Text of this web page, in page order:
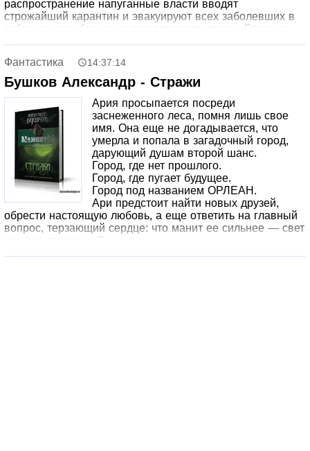
распространение напуганные власти вводят
строжайший карантин и эвакуируют всех заболевших в
заброшенную больницу под присмотр армии. Главные
расставаться с мужем, — ищут крупицы порядка и
человечности в мире, который неудержимо скатывается
в хаос…
Фантастика 14:37:14
Бушков Александр - Стражи
Ария просыпается посреди
заснеженного леса, помня лишь свое
имя. Она еще не догадывается, что
умерла и попала в загадочный город,
дарующий душам второй шанс.
Город, где нет прошлого.
Город, где пугает будущее.
Город под названием ОРЛЕАН.
Ари предстоит найти новых друзей,
обрести настоящую любовь, а еще ответить на главный
вопрос, терзающий сердце: что манит ее сильнее — свет
или все‑таки тьма?